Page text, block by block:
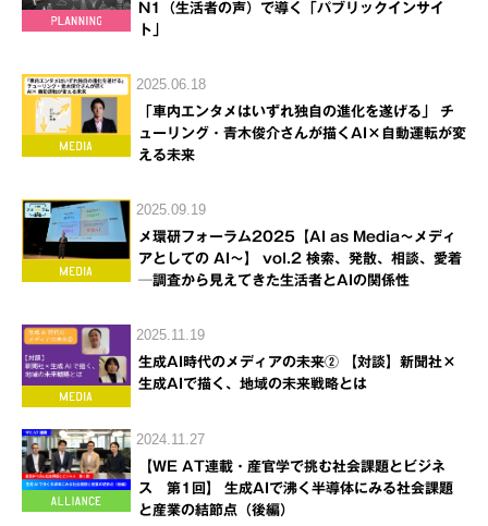
N1（生活者の声）で導く「パブリックインサイ
ト」
2025.06.18
「車内エンタメはいずれ独自の進化を遂げる」 チ
ューリング・青木俊介さんが描くAI×自動運転が変
える未来
2025.09.19
メ環研フォーラム2025【AI as Media～メディ
アとしての AI～】 vol.2 検索、発散、相談、愛着
─調査から見えてきた生活者とAIの関係性
2025.11.19
生成AI時代のメディアの未来② 【対談】新聞社×
生成AIで描く、地域の未来戦略とは
2024.11.27
【WE AT連載・産官学で挑む社会課題とビジネ
ス 第1回】 生成AIで沸く半導体にみる社会課題
と産業の結節点（後編）